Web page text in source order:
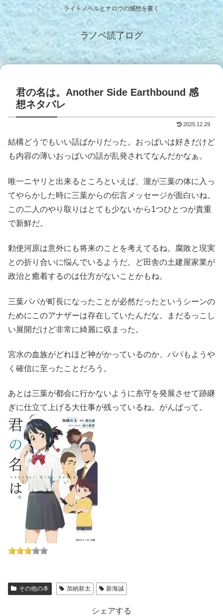
ライトノベルとナロウの感想を書く
ラノベ読了ログ
君の名は。Another Side Earthbound 感
想ネタバレ
2025.12.29
結構どうでもいい話ばかりだった。おっぱいは好きだけど
も内容の薄いおっぱいの話が乱発されてなんだかなぁ。
唯一ニヤリと出来るところといえば、瀧が三葉の体に入っ
てやらかした時に三葉からの伝言メッセージが面白いね。
この二人のやり取りはとても少ないから1つひとつが貴重
で新鮮だ。
勅使河原は意外にも将来のことを考えてるね。腐敗と現実
との折り合いに悩んでいるようだ。ど田舎の土建屋家業が
政治と癒着するのは仕方がないことかもね。
三葉パパが町長になったことが必然だったというシーンの
ためにこのアナザーは存在していたんだな。まだるっこし
い展開だけど非常に綺麗に収まった。
宮水の血族がどれほど神がかっているのか、パパもようや
く確信に至ったことだろう。
あとは三葉が都会に行かないように糸守を発展させて跡継
ぎに仕立て上げる大仕事が残っているね。がんばって。
その他の本 加納新太 新海誠
シェアする